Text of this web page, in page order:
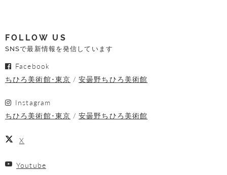
FOLLOW US
SNSで最新情報を発信しています
Facebook
ちひろ美術館･東京
安曇野ちひろ美術館
Instagram
ちひろ美術館･東京
安曇野ちひろ美術館
X
Youtube